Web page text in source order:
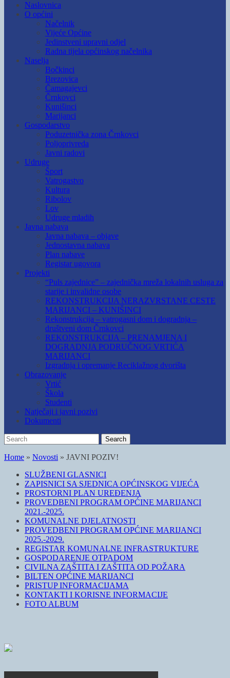
Naslovnica
O općini
Načelnik
Vijeće Općine
Jedinstveni upravni odjel
Radna tijela općinskog načelnika
Naselja
Bočkinci
Brezovica
Čamagajevci
Črnkovci
Kunišinci
Marijanci
Gospodarstvo
Poduzetnička zona Črnkovci
Poljoprivreda
Javni radovi
Udruge
Šport
Vatrogastvo
Kultura
Ribolov
Lov
Udruge mladih
Javna nabava
Javna nabava – objave
Jednostavna nabava
Plan nabave
Registar ugovora
Projekti
“Puls zajednice” – zajednička mreža lokalnih usluga za
starije i invalidne osobe
REKONSTRUKCIJA NERAZVRSTANE CESTE
MARIJANCI – KUNIŠINCI
Rekonstrukcija – vatrogasni dom i dogradnja –
društveni dom Črnkovci
REKONSTRUKCIJA – PRENAMJENA I
DOGRADNJA PODRUČNOG VRTIĆA
MARIJANCI
Izgradnja i opremanje Reciklažnog dvorišta
Obrazovanje
Vrtić
Škola
Studenti
Natječaji i javni pozivi
Dokumenti
Search
for:
Search
Home » Novosti » JAVNI POZIV!
SLUŽBENI GLASNICI
ZAPISNICI SA SJEDNICA OPĆINSKOG VIJEĆA
PROSTORNI PLAN UREĐENJA
PROVEDBENI PROGRAM OPĆINE MARIJANCI
2021.-2025.
KOMUNALNE DJELATNOSTI
PROVEDBENI PROGRAM OPĆINE MARIJANCI
2025.-2029.
REGISTAR KOMUNALNE INFRASTRUKTURE
GOSPODARENJE OTPADOM
CIVILNA ZAŠTITA I ZAŠTITA OD POŽARA
BILTEN OPĆINE MARIJANCI
PRISTUP INFORMACIJAMA
KONTAKTI I KORISNE INFORMACIJE
FOTO ALBUM